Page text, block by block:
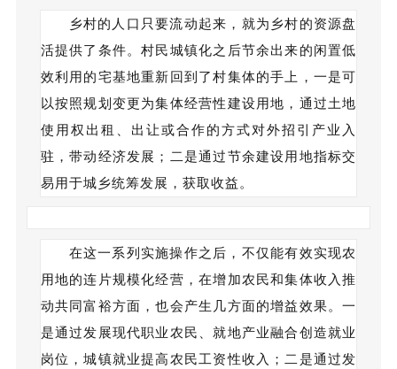
乡村的人口只要流动起来，就为乡村的资源盘
活提供了条件。村民城镇化之后节余出来的闲置低
效利用的宅基地重新回到了村集体的手上，一是可
以按照规划变更为集体经营性建设用地，通过土地
使用权出租、出让或合作的方式对外招引产业入
驻，带动经济发展；二是通过节余建设用地指标交
易用于城乡统筹发展，获取收益。
在这一系列实施操作之后，不仅能有效实现农
用地的连片规模化经营，在增加农民和集体收入推
动共同富裕方面，也会产生几方面的增益效果。一
是通过发展现代职业农民、就地产业融合创造就业
岗位，城镇就业提高农民工资性收入；二是通过发